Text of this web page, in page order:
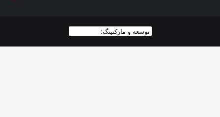
توسعه و مارکتینگ: